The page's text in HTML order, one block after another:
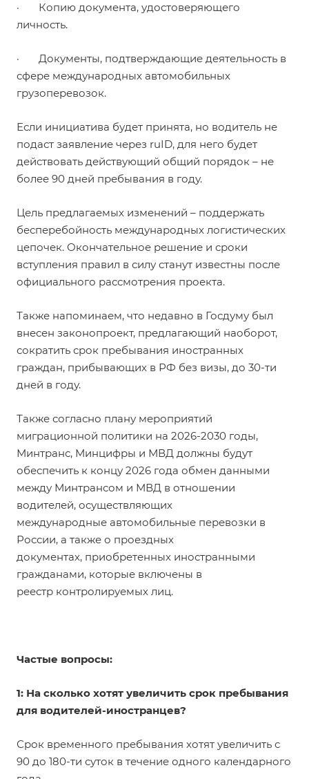
· Копию документа, удостоверяющего
личность.
· Документы, подтверждающие деятельность в
сфере международных автомобильных
грузоперевозок.
Если инициатива будет принята, но водитель не
подаст заявление через ruID, для него будет
действовать действующий общий порядок – не
более 90 дней пребывания в году.
Цель предлагаемых изменений – поддержать
бесперебойность международных логистических
цепочек. Окончательное решение и сроки
вступления правил в силу станут известны после
официального рассмотрения проекта.
Также напоминаем, что недавно в Госдуму был
внесен законопроект, предлагающий наоборот,
сократить срок пребывания иностранных
граждан, прибывающих в РФ без визы, до 30-ти
дней в году.
Также согласно плану мероприятий
миграционной политики на 2026-2030 годы,
Минтранс, Минцифры и МВД должны будут
обеспечить к концу 2026 года обмен данными
между Минтрансом и МВД в отношении
водителей, осуществляющих
международные автомобильные перевозки в
России, а также о проездных
документах, приобретенных иностранными
гражданами, которые включены в
реестр контролируемых лиц.
Частые вопросы:
1: На сколько хотят увеличить срок пребывания
для водителей-иностранцев?
Срок временного пребывания хотят увеличить с
90 до 180-ти суток в течение одного календарного